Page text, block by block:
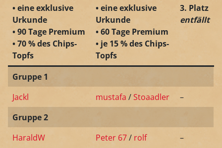
• eine exklusive
Urkunde
• 90 Tage Premium
• 70 % des Chips-
Topfs
• eine exklusive
Urkunde
• 60 Tage Premium
• je 15 % des Chips-
Topfs
3. Platz
entfällt
Gruppe 1
Jackl
mustafa /Stoaadler
–
Gruppe 2
HaraldW
Peter 67/ rolf –